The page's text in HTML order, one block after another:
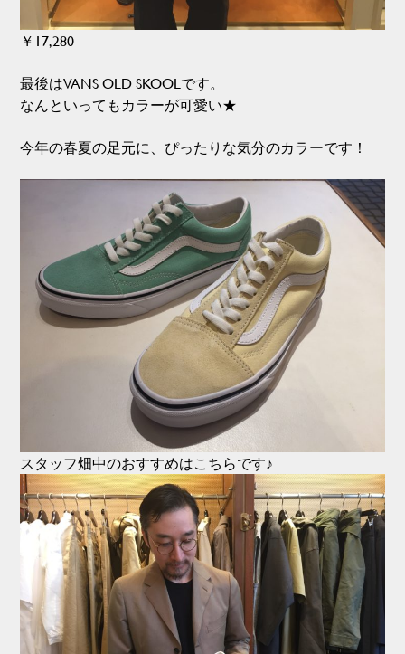
￥17,280
最後はVANS OLD SKOOLです。
なんといってもカラーが可愛い★
今年の春夏の足元に、ぴったりな気分のカラーです！
スタッフ畑中のおすすめはこちらです♪